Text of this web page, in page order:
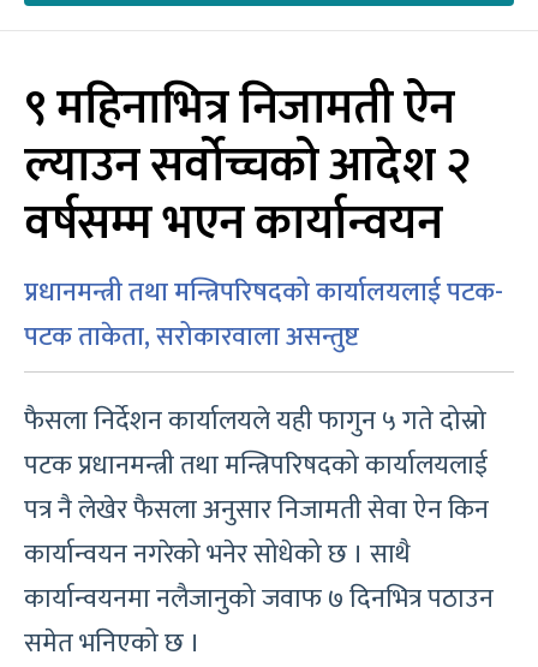
९ महिनाभित्र निजामती ऐन
ल्याउन सर्वोच्चको आदेश २
वर्षसम्म भएन कार्यान्वयन
प्रधानमन्त्री तथा मन्त्रिपरिषदको कार्यालयलाई पटक-
पटक ताकेता, सरोकारवाला असन्तुष्ट
फैसला निर्देशन कार्यालयले यही फागुन ५ गते दोस्रो
पटक प्रधानमन्त्री तथा मन्त्रिपरिषदको कार्यालयलाई
पत्र नै लेखेर फैसला अनुसार निजामती सेवा ऐन किन
कार्यान्वयन नगरेको भनेर सोधेको छ । साथै
कार्यान्वयनमा नलैजानुको जवाफ ७ दिनभित्र पठाउन
समेत भनिएको छ ।